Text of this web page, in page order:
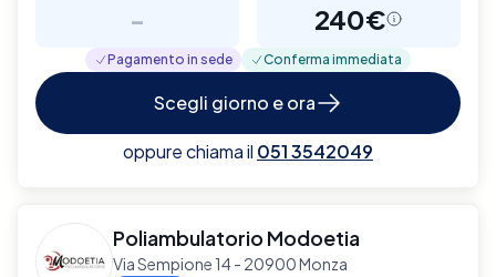
- 240€
Pagamento in sede Conferma immediata
Scegli giorno e ora
oppure chiama il 051 3542049
Poliambulatorio Modoetia
Via Sempione 14 - 20900 Monza